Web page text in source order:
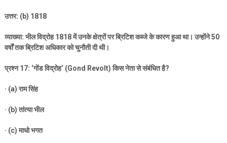
उत्तर: (b) 1818
व्याख्या: भील विद्रोह1818में उनके क्षेत्रों पर ब्रिटिश कब्जे के कारण हुआ था। उन्होंने50
वर्षों तक ब्रिटिश अधिकार को चुनौती दी थी।
प्रश्न17: ‘गोंड विद्रोह‘ (Gond Revolt)किस नेता से संबंधित है?
· (a)राम सिंह
· (b)तांत्या भील
· (c)माधो भगत